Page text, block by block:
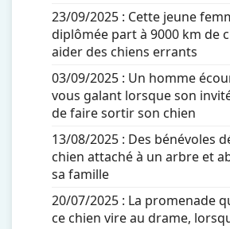
23/09/2025 : Cette jeune
diplômée part à 9000 km de
aider des chiens errants
03/09/2025 : Un homme
vous galant lorsque son
de faire sortir son chien
13/08/2025 : Des bénévoles
chien attaché à un arbre et
sa famille
20/07/2025 : La promenade
ce chien vire au drame,